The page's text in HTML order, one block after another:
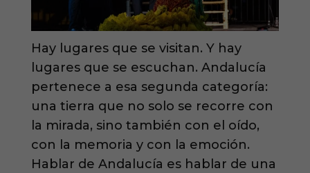
Hay lugares que se visitan. Y hay
lugares que se escuchan. Andalucía
pertenece a esa segunda categoría:
una tierra que no solo se recorre con
la mirada, sino también con el oído,
con la memoria y con la emoción.
Hablar de Andalucía es hablar de una